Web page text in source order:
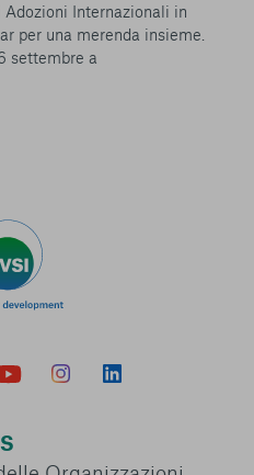
alcuni cookie può
Piattaforma e il suo
le mie scelte”, la
verrà salvata. Se non è
Internazionali in
per una merenda insieme.
settembre a